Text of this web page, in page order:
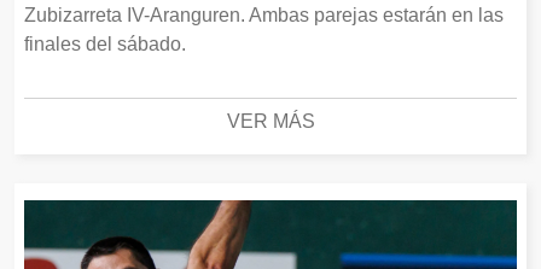
Zubizarreta IV-Aranguren. Ambas parejas estarán en las
finales del sábado.
VER MÁS